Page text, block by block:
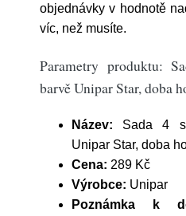
objednávky v hodnotě
víc, než musíte.
Parametry produktu:
barvě Unipar Star, doba
Název: Sada 4
Unipar Star, doba
Cena: 289 Kč
Výrobce: Unipar
Poznámka k